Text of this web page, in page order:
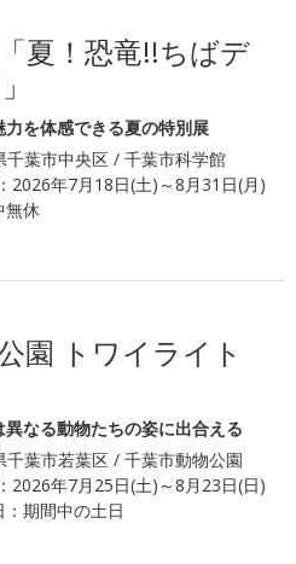
夏！恐竜!!ちばデ
力を体感できる夏の特別展
千葉市中央区 / 千葉市科学館
2026年7月18日(土)～8月31日(月)
休
園 トワイライト
異なる動物たちの姿に出合える
千葉市若葉区 / 千葉市動物公園
2026年7月25日(土)～8月23日(日)
期間中の土日